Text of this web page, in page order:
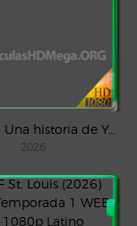
Marshals: Una historia de Yellowstone (2026) AMZN Temporada 1 WEB-DL 1080p Latino
2026